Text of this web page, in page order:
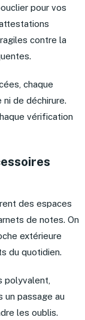
pour vos
contre la
chaque
de déchirure.
vérification
des espaces
de notes. On
extérieure
du quotidien.
polyvalent,
un passage au
les oublis.